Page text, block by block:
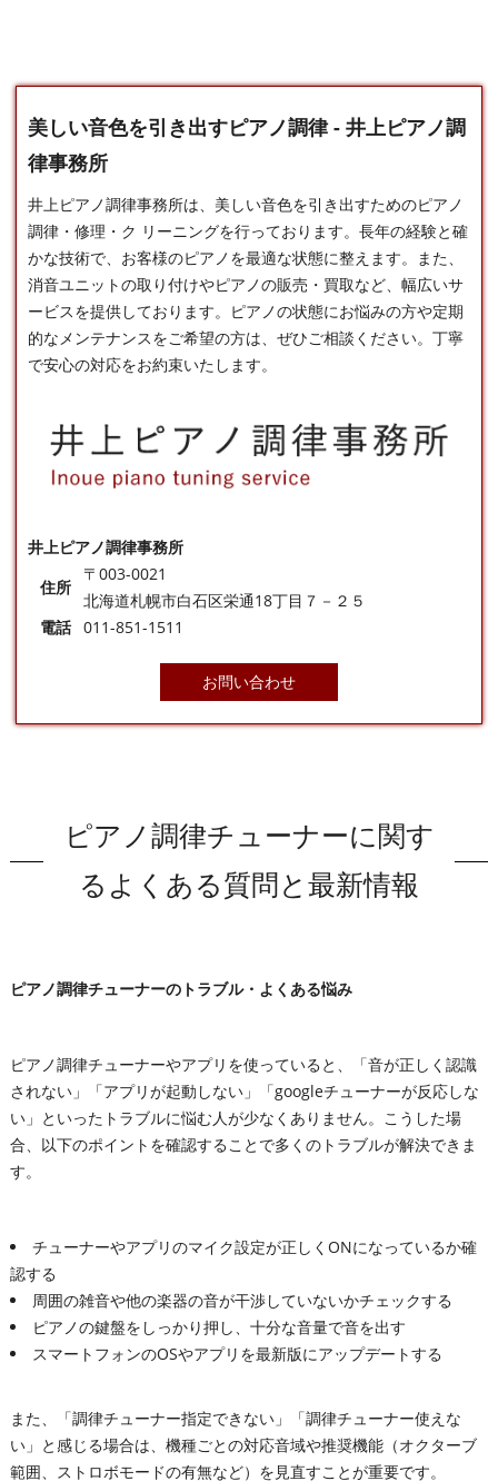
美しい音色を引き出すピアノ調律 - 井上ピアノ調
律事務所
井上ピアノ調律事務所は、美しい音色を引き出すためのピアノ
調律・修理・ク リーニングを行っております。長年の経験と確
かな技術で、お客様のピアノを最適な状態に整えます。また、
消音ユニットの取り付けやピアノの販売・買取など、幅広いサ
ービスを提供しております。ピアノの状態にお悩みの方や定期
的なメンテナンスをご希望の方は、ぜひご相談ください。丁寧
で安心の対応をお約束いたします。
井上ピアノ調律事務所
住所
〒003-0021
北海道札幌市白石区栄通18丁目７－２５
電話 011-851-1511
お問い合わせ
ピアノ調律チューナーに関す
るよくある質問と最新情報
ピアノ調律チューナーのトラブル・よくある悩み
ピアノ調律チューナーやアプリを使っていると、「音が正しく認識
されない」「アプリが起動しない」「googleチューナーが反応しな
い」といったトラブルに悩む人が少なくありません。こうした場
合、以下のポイントを確認することで多くのトラブルが解決できま
す。
チューナーやアプリのマイク設定が正しくONになっているか確
認する
周囲の雑音や他の楽器の音が干渉していないかチェックする
ピアノの鍵盤をしっかり押し、十分な音量で音を出す
スマートフォンのOSやアプリを最新版にアップデートする
また、「調律チューナー指定できない」「調律チューナー使えな
い」と感じる場合は、機種ごとの対応音域や推奨機能（オクターブ
範囲、ストロボモードの有無など）を見直すことが重要です。